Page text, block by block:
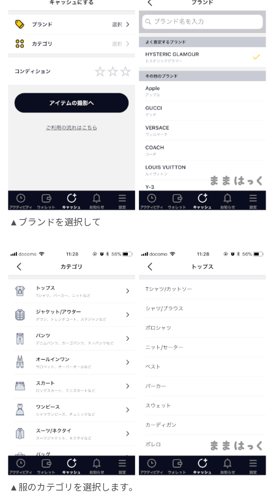
ブランドを選択して
服のカテゴリを選択します。